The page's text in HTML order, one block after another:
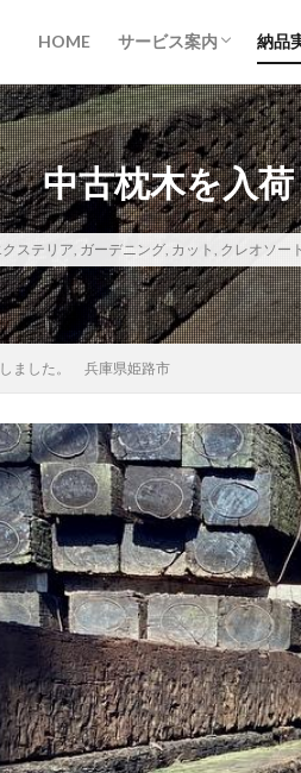
HOME サービス案内
取り扱い品目
鉄道枕木
トラックボディ材
建築・土木資材
内装建材
木材加工・オーダー製
取り扱いメーカー
納品
中古枕木を入
クステリア, ガーデニング, カット , クレオソート
ました。 兵庫県姫路市